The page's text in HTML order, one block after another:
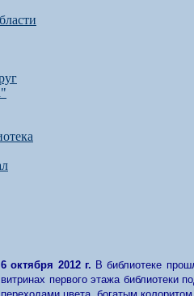
6 октября 2012 г. В библиотеке
витринах первого этажа библиотеки